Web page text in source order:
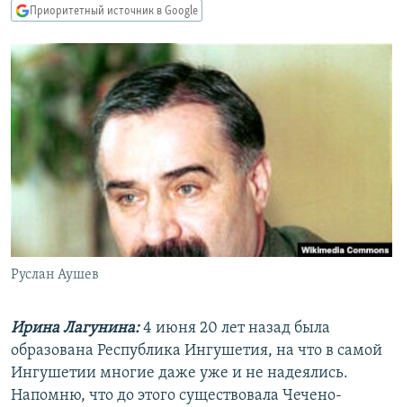
Вернутся
поиску
КАВКАЗ.РЕАЛИИ
СЕВЕР.РЕАЛИИ
СИБИРЬ.РЕАЛИИ
РАСПИСАНИЕ ВЕЩАНИЯ
ПОДПИШИТЕСЬ НА РАССЫЛКУ
СОЦИАЛЬНЫЕ СЕТИ
Все сайты РСЕ/РС
Приоритетный источник в Google
Руслан Аушев
Ирина Лагунина:4 июня 20 лет назад была
образована Республика Ингушетия, на что в самой
Ингушетии многие даже уже и не надеялись.
Напомню, что до этого существовала Чечено-